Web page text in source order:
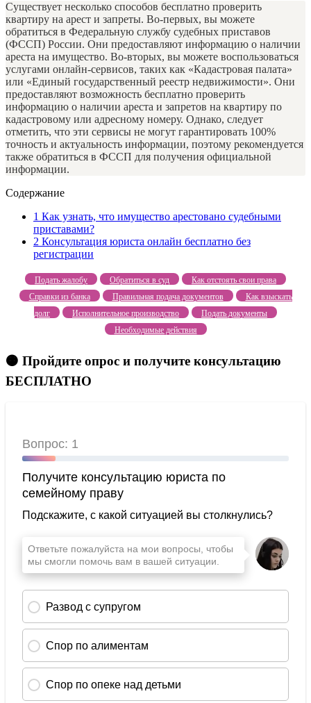
Существует несколько способов бесплатно проверить
квартиру на арест и запреты. Во-первых, вы можете
обратиться в Федеральную службу судебных приставов
(ФССП) России. Они предоставляют информацию о наличии
ареста на имущество. Во-вторых, вы можете воспользоваться
услугами онлайн-сервисов, таких как «Кадастровая палата»
или «Единый государственный реестр недвижимости». Они
предоставляют возможность бесплатно проверить
информацию о наличии ареста и запретов на квартиру по
кадастровому или адресному номеру. Однако, следует
отметить, что эти сервисы не могут гарантировать 100%
точность и актуальность информации, поэтому рекомендуется
также обратиться в ФССП для получения официальной
информации.
Содержание
1 Как узнать, что имущество арестовано судебными
приставами?
2 Консультация юриста онлайн бесплатно без
регистрации
Подать жалобу Обратиться в суд
Как отстоять свои права
Справки из банка
Правильная подача документов
Как взыскать
долг
Исполнительное производство
Подать документы
Необходимые действия
🟠 Пройдите опрос и получите консультацию
БЕСПЛАТНО